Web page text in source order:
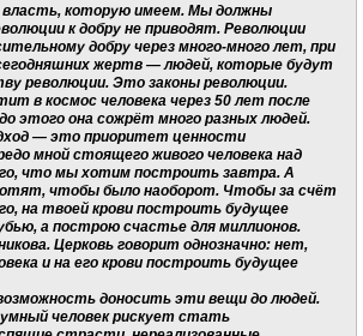
которую имеем. Мы должны
к добру не приводят. Революции
добру через много-много лет, при
жертв — людей, которые будут
революции. Это законы революции.
в космос человека через 50 лет после
этого она сожрёт много разных людей.
— это приоритет ценности
мной стоящего живого человека над
что мы хотим построить завтра. А
чтобы было наоборот. Чтобы за счёт
на твоей крови построить будущее
а построю счастье для миллионов.
Церковь говорит однозначно: нет,
и на его крови построить будущее
доносить эти вещи до людей.
человек рискует стать